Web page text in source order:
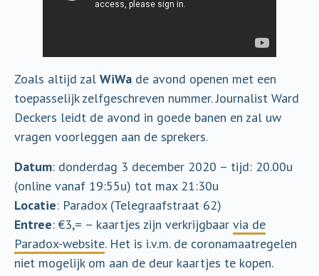
Zoals altijd zal WiWa de avond openen met een
toepasselijk zelfgeschreven nummer. Journalist Ward
Deckers leidt de avond in goede banen en zal uw
vragen voorleggen aan de sprekers.
Datum: donderdag 3 december 2020 – tijd: 20.00u
(online vanaf 19:55u) tot max 21:30u
Locatie: Paradox (Telegraafstraat 62)
Entree: €3,= – kaartjes zijn verkrijgbaar via de
Paradox-website. Het is i.v.m. de coronamaatregelen
niet mogelijk om aan de deur kaartjes te kopen.